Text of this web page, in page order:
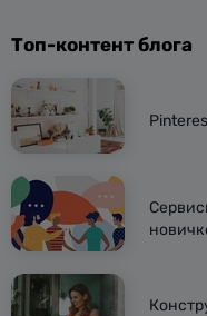
Топ-контент блога